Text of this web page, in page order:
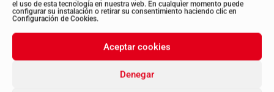
el uso de esta tecnología en nuestra web. En cualquier momento puede
configurar su instalación o retirar su consentimiento haciendo clic en
Configuración de Cookies.
Aceptar cookies
Denegar
principalmente de Vizcaya.
Titulación universitaria en ADE o Grado Superior en
Administración y Finanzas.